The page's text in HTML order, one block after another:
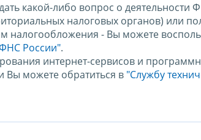
какой-либо вопрос о деятельности
налоговых органов) или
налогообложения - Вы можете
России".
интернет-сервисов и
можете обратиться в "Службу